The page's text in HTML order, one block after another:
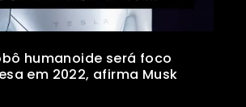
humanoide será foco
em 2022, afirma Musk